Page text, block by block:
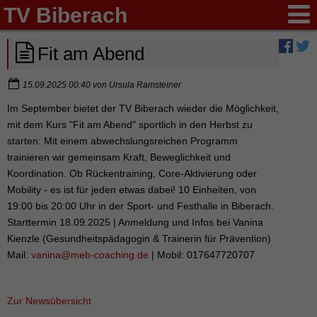
TV Biberach
Fit am Abend
15.09.2025 00:40 von Ursula Ramsteiner
Im September bietet der TV Biberach wieder die Möglichkeit,
mit dem Kurs "Fit am Abend" sportlich in den Herbst zu
starten: Mit einem abwechslungsreichen Programm
trainieren wir gemeinsam Kraft, Beweglichkeit und
Koordination. Ob Rückentraining, Core-Aktivierung oder
Mobility - es ist für jeden etwas dabei! 10 Einheiten, von
19:00 bis 20:00 Uhr in der Sport- und Festhalle in Biberach.
Starttermin 18.09.2025 | Anmeldung und Infos bei Vanina
Kienzle (Gesundheitspädagogin & Trainerin für Prävention)
Mail: vanina@meb-coaching.de | Mobil: 017647720707
Zur Newsübersicht